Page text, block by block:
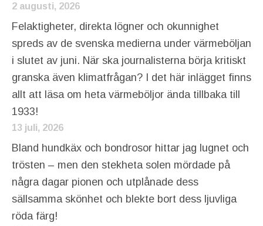
2 augusti, 2026
Felaktigheter, direkta lögner och okunnighet
spreds av de svenska medierna under värmeböljan
i slutet av juni. När ska journalisterna börja kritiskt
granska även klimatfrågan? I det här inlägget finns
allt att läsa om heta värmeböljor ända tillbaka till
1933!
13 juli, 2026
Bland hundkäx och bondrosor hittar jag lugnet och
trösten – men den stekheta solen mördade på
några dagar pionen och utplånade dess
sällsamma skönhet och blekte bort dess ljuvliga
röda färg!